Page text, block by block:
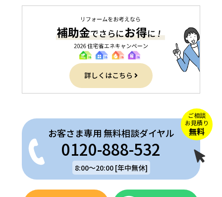
詳しくはこちら
ご相談
お見積り
無料
お客さま専用 無料相談ダイヤル
0120-888-532
8:00～20:00 [年中無休]